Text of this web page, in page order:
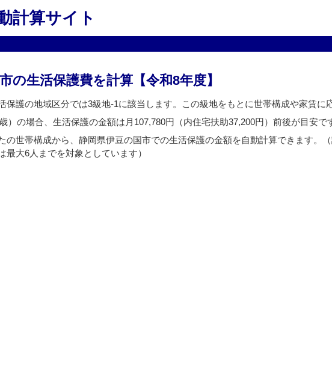
計算サイト
の生活保護費を計算【令和8年度】
保護の地域区分では3級地-1に該当します。この級地をもとに世帯構成や家賃に
）の場合、生活保護の金額は月107,780円（内住宅扶助37,200円）前後が目安で
の世帯構成から、静岡県伊豆の国市での生活保護の金額を自動計算できます。
最大6人までを対象としています）